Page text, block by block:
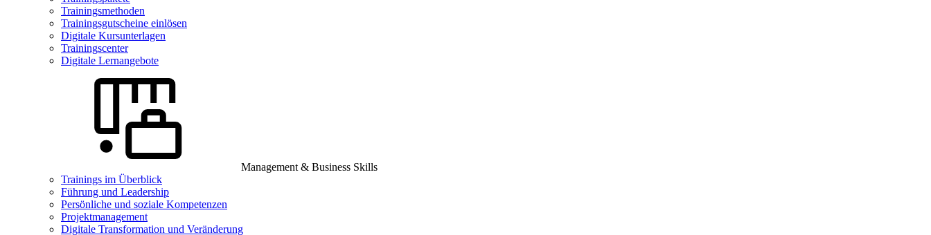
Trainingsmethoden
Trainingsgutscheine einlösen
Digitale Kursunterlagen
Trainingscenter
Digitale Lernangebote
Management & Business Skills
Trainings im Überblick
Führung und Leadership
Persönliche und soziale Kompetenzen
Projektmanagement
Digitale Transformation und Veränderung